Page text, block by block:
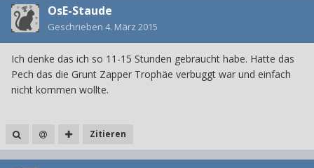
OsE-Staude
Geschrieben 4. März 2015
Ich denke das ich so 11-15 Stunden gebraucht habe. Hatte das
Pech das die Grunt Zapper Trophäe verbuggt war und einfach
nicht kommen wollte.
Zitieren